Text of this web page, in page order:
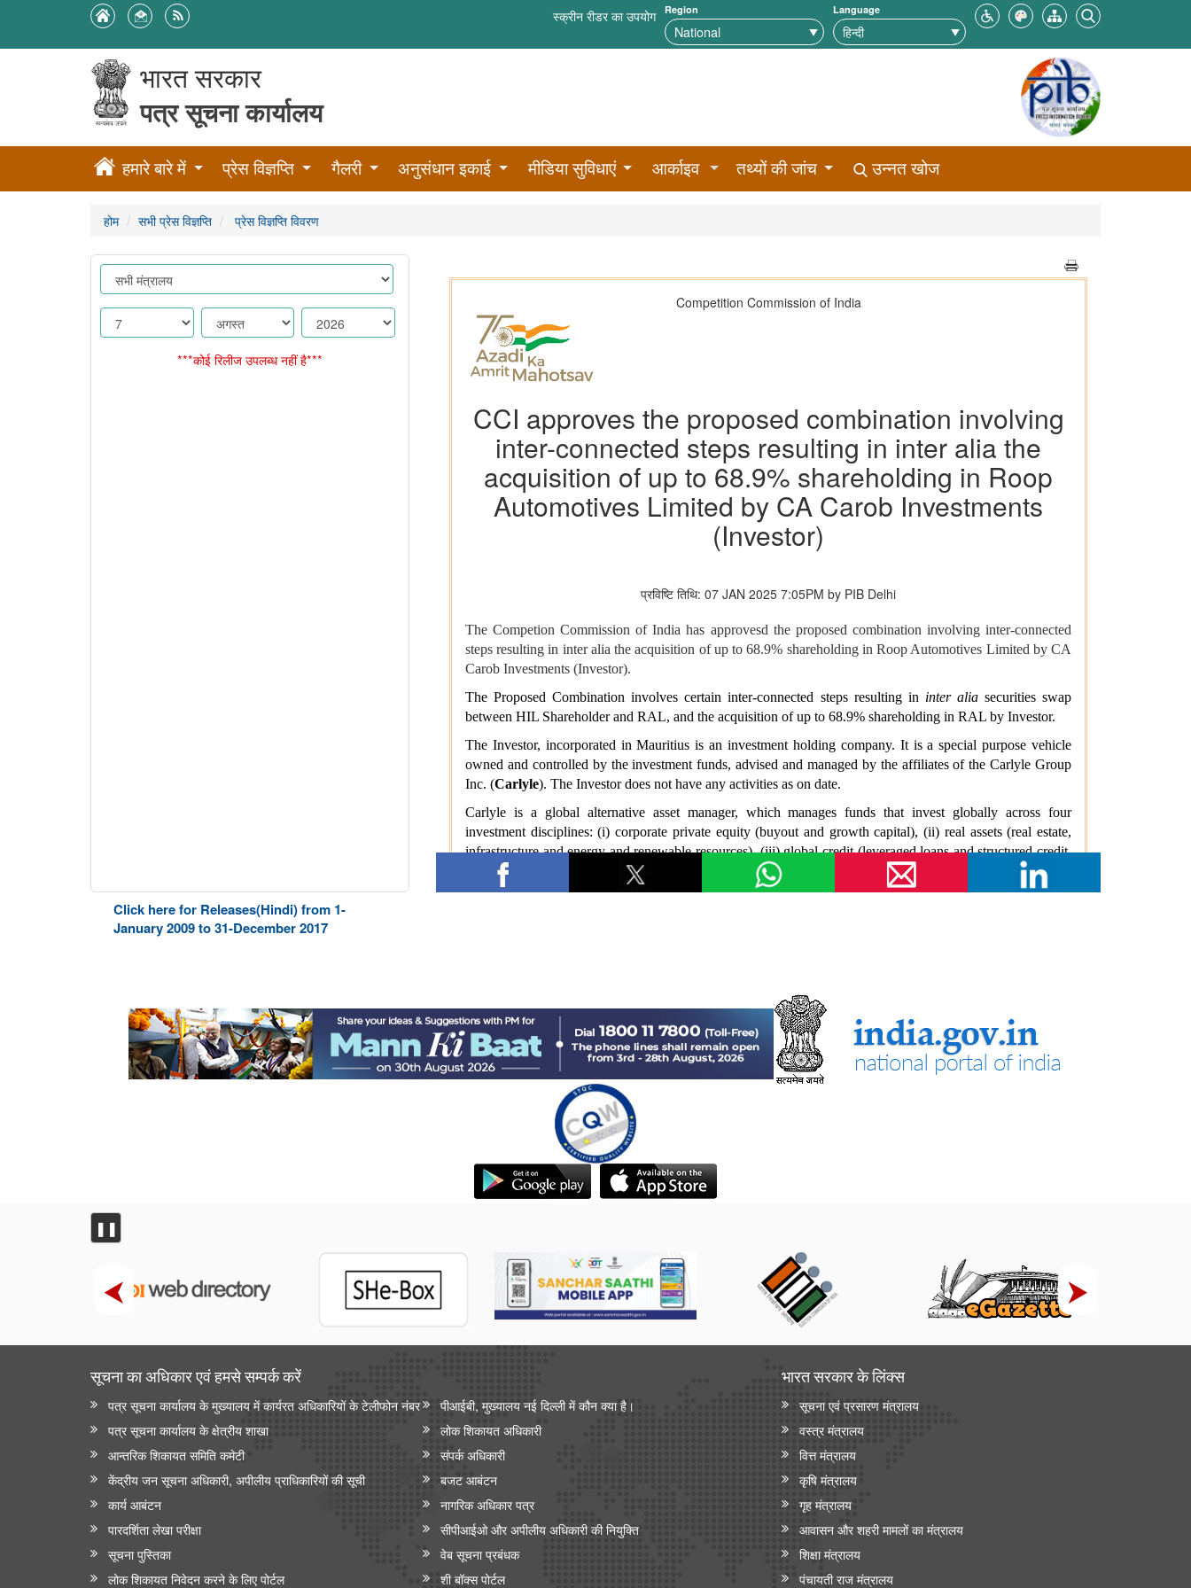
स्क्रीन रीडर का उपयोग Region Language
भारत सरकार
पत्र सूचना कार्यालय
हमारे बारे में प्रेस विज्ञप्ति गैलरी अनुसंधान इकाई मीडिया सुविधाएं आर्काइव तथ्यों की जांच उन्नत खोज
होम सभी प्रेस विज्ञप्ति प्रेस विज्ञप्ति विवरण
***कोई रिलीज उपलब्ध नहीं है***
Click here for Releases(Hindi) from 1-
January 2009 to 31-December 2017
❚❚
सूचना का अधिकार एवं हमसे सम्‍पर्क करें
पत्र सूचना कार्यालय के मुख्यालय में कार्यरत अधिकारियों के टेलीफोन नंबर
पीआईबी, मुख्यालय नई दिल्ली में कौन क्या है।
पत्र सूचना कार्यालय के क्षेत्रीय शाखा
लोक शिकायत अधिकारी
आन्‍तरिक शिकायत समिति कमेटी
संपर्क अधिकारी
केंद्रीय जन सूचना अधिकारी, अपीलीय प्राधिकारियों की सूची
बजट आबंटन
कार्य आबंटन
नागरिक अधिकार पत्र
पारदर्शिता लेखा परीक्षा
सीपीआईओ और अपी‍लीय अधिकारी की नियुक्ति
सूचना पुस्तिका
वेब सूचना प्रबंधक
लोक शिकायत निवेदन करने के लिए पोर्टल
शी बॉक्स पोर्टल
भारत सरकार के लिंक्‍स
सूचना एवं प्रसारण मंत्रालय
वस्त्र मंत्रालय
वित्त मंत्रालय
कृषि मंत्रालय
गृह मंत्रालय
आवासन और शहरी मामलों का मंत्रालय
शिक्षा मंत्रालय
पंचायती राज मंत्रालय